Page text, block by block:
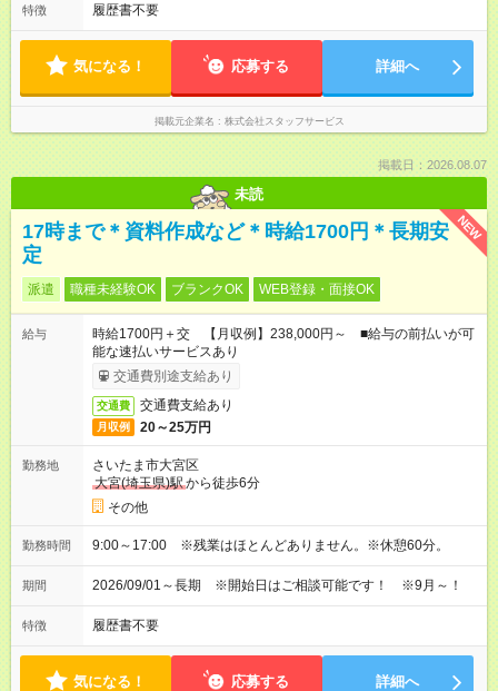
特徴 履歴書不要
気になる！ 応募する 詳細へ
掲載元企業名 株式会社スタッフサービス
掲載日：2026.08.07
未読
NEW
17時まで＊資料作成など＊時給1700円＊長期安
定
派遣 職種未経験OK ブランクOK WEB登録・面接OK
給与
時給1700円＋交 【月収例】238,000円～ ■給与の前払いが可
能な速払いサービスあり
交通費別途支給あり
交通費 交通費支給あり
月収例 20～25万円
勤務地
さいたま市大宮区
大宮(埼玉県)駅から徒歩6分
その他
勤務時間 9:00～17:00 ※残業はほとんどありません。※休憩60分。
期間 2026/09/01～長期 ※開始日はご相談可能です！ ※9月～！
特徴 履歴書不要
気になる！ 応募する 詳細へ